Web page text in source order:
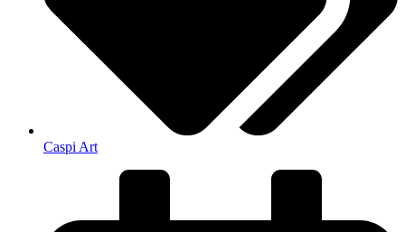
Caspi Art